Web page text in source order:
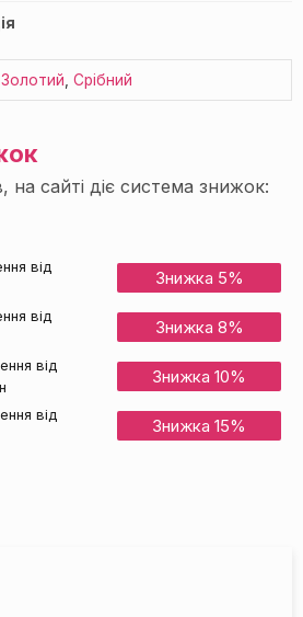
Золотий ,Срібний
на сайті діє система знижок:
від
Знижка 5%
від
Знижка 8%
від
Знижка 10%
від
Знижка 15%